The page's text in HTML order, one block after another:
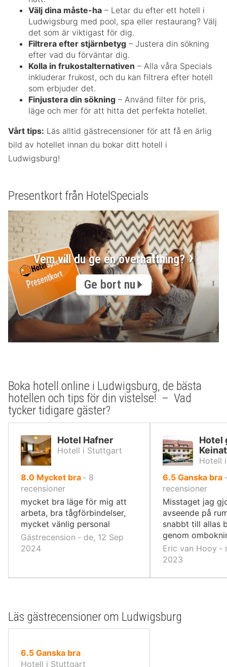
Välj dina måste-ha – Letar du efter ett hotell i
Ludwigsburg med pool, spa eller restaurang? Välj
det som är viktigast för dig.
Filtrera efter stjärnbetyg – Justera din sökning
efter vad du förväntar dig.
Kolla in frukostalternativen – Alla våra Specials
inkluderar frukost, och du kan filtrera efter hotell
som erbjuder det.
Finjustera din sökning – Använd filter för pris,
läge och mer för att hitta det perfekta hotellet.
Vårt tips: Läs alltid gästrecensioner för att få en ärlig
bild av hotellet innan du bokar ditt hotell i
Ludwigsburg!
Presentkort från HotelSpecials
Vem vill du ge en övernattning?
Ge bort nu
Boka hotell online i Ludwigsburg, de bästa
hotellen och tips för din vistelse! – Vad
tycker tidigare gäster?
Hotel Hafner
Hotell i Stuttgart
8.0av
10,
Mycket bra ‐ 8
recensioner
mycket bra läge för mig att
arbeta, bra tågförbindelser,
mycket vänlig personal
Gästrecension ‐ de, 12 Sep
2024
Hotel
Hotell
6.5av
10,
Ganska bra
recensioner
Misstaget jag
avseende på
snabbt till allas
genom
Eric van Hooy ‐
2023
Läs gästrecensioner om Ludwigsburg
6.5av
10,
Ganska bra
Hotell i Stuttgart